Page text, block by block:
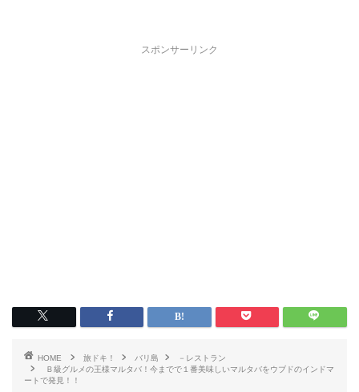
スポンサーリンク
HOME 旅ドキ！ バリ島
－レストラン
Ｂ級グルメの王様マルタバ！今までで１番美味しいマルタバをウブドのインドマ
ートで発見！！